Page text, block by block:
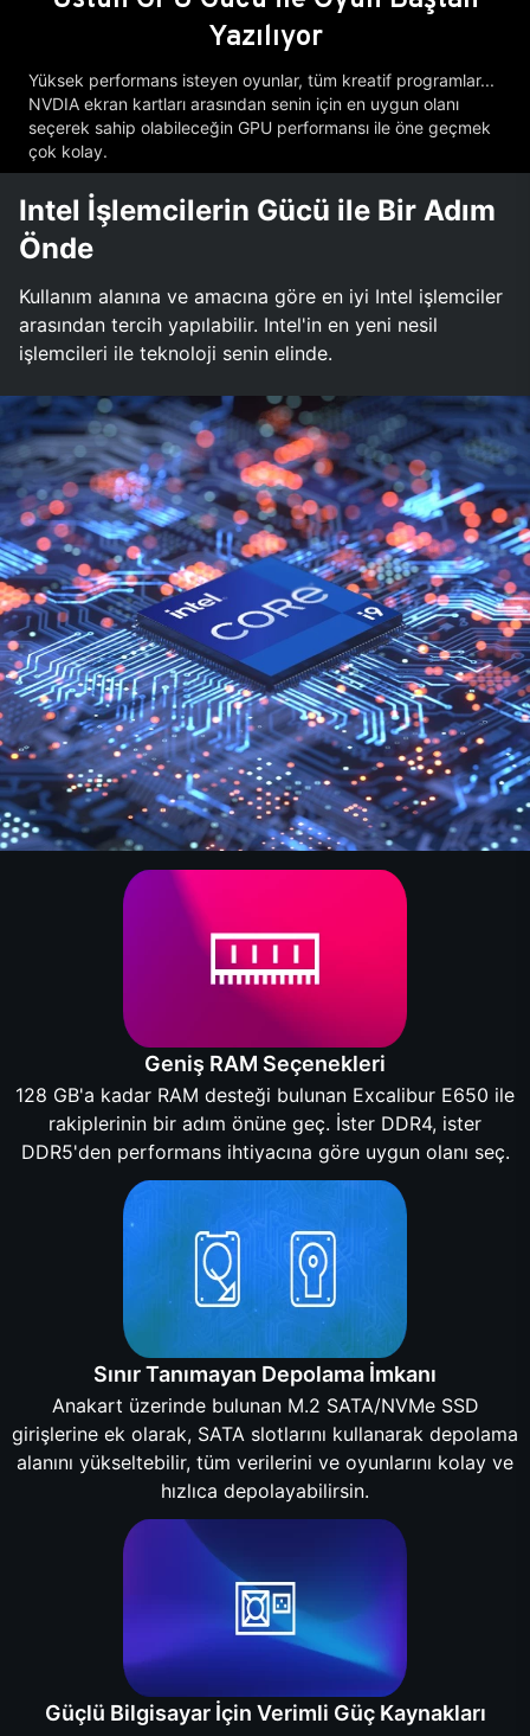
Yazılıyor
Yüksek performans isteyen oyunlar, tüm kreatif programlar...
NVDIA ekran kartları arasından senin için en uygun olanı
seçerek sahip olabileceğin GPU performansı ile öne geçmek
çok kolay.
Intel İşlemcilerin Gücü ile Bir Adım
Önde
Kullanım alanına ve amacına göre en iyi Intel işlemciler
arasından tercih yapılabilir. Intel'in en yeni nesil
işlemcileri ile teknoloji senin elinde.
Geniş RAM Seçenekleri
128 GB'a kadar RAM desteği bulunan Excalibur E650 ile
rakiplerinin bir adım önüne geç. İster DDR4, ister
DDR5'den performans ihtiyacına göre uygun olanı seç.
Sınır Tanımayan Depolama İmkanı
Anakart üzerinde bulunan M.2 SATA/NVMe SSD
girişlerine ek olarak, SATA slotlarını kullanarak depolama
alanını yükseltebilir, tüm verilerini ve oyunlarını kolay ve
hızlıca depolayabilirsin.
Güçlü Bilgisayar İçin Verimli Güç Kaynakları